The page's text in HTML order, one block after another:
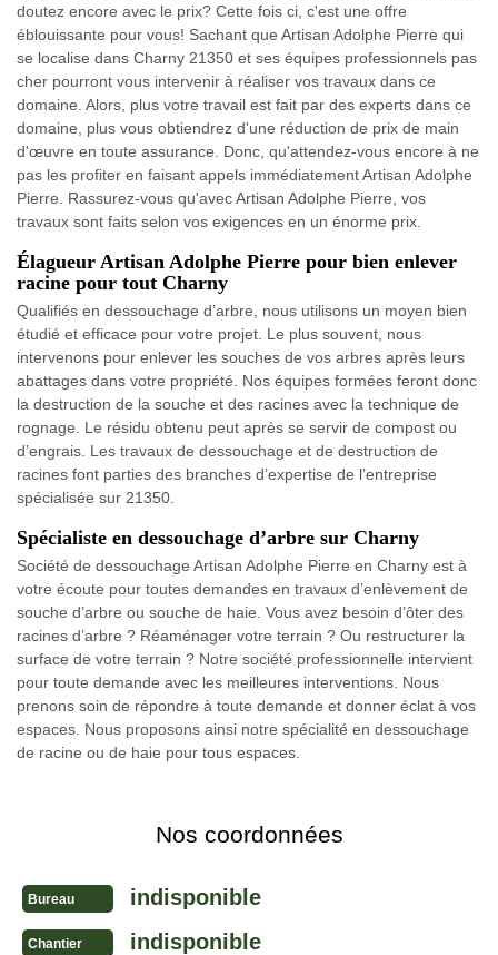
doutez encore avec le prix? Cette fois ci, c'est une offre
éblouissante pour vous! Sachant que Artisan Adolphe Pierre qui
se localise dans Charny 21350 et ses équipes professionnels pas
cher pourront vous intervenir à réaliser vos travaux dans ce
domaine. Alors, plus votre travail est fait par des experts dans ce
domaine, plus vous obtiendrez d'une réduction de prix de main
d'œuvre en toute assurance. Donc, qu'attendez-vous encore à ne
pas les profiter en faisant appels immédiatement Artisan Adolphe
Pierre. Rassurez-vous qu'avec Artisan Adolphe Pierre, vos
travaux sont faits selon vos exigences en un énorme prix.
Élagueur Artisan Adolphe Pierre pour bien enlever
racine pour tout Charny
Qualifiés en dessouchage d’arbre, nous utilisons un moyen bien
étudié et efficace pour votre projet. Le plus souvent, nous
intervenons pour enlever les souches de vos arbres après leurs
abattages dans votre propriété. Nos équipes formées feront donc
la destruction de la souche et des racines avec la technique de
rognage. Le résidu obtenu peut après se servir de compost ou
d’engrais. Les travaux de dessouchage et de destruction de
racines font parties des branches d’expertise de l’entreprise
spécialisée sur 21350.
Spécialiste en dessouchage d’arbre sur Charny
Société de dessouchage Artisan Adolphe Pierre en Charny est à
votre écoute pour toutes demandes en travaux d’enlèvement de
souche d’arbre ou souche de haie. Vous avez besoin d’ôter des
racines d’arbre ? Réaménager votre terrain ? Ou restructurer la
surface de votre terrain ? Notre société professionnelle intervient
pour toute demande avec les meilleures interventions. Nous
prenons soin de répondre à toute demande et donner éclat à vos
espaces. Nous proposons ainsi notre spécialité en dessouchage
de racine ou de haie pour tous espaces.
Nos coordonnées
Bureau indisponible
Chantier indisponible